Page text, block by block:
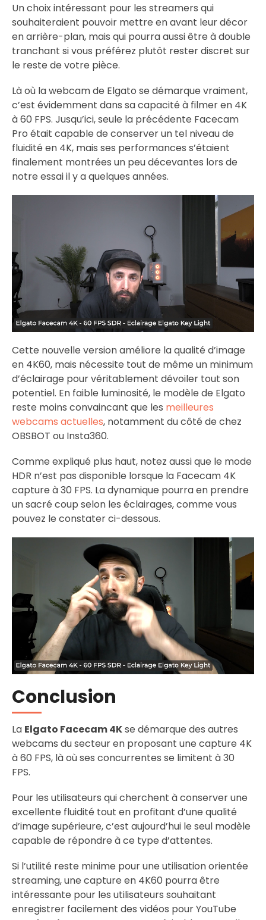
Un choix intéressant pour les streamers qui
souhaiteraient pouvoir mettre en avant leur décor
en arrière-plan, mais qui pourra aussi être à double
tranchant si vous préférez plutôt rester discret sur
le reste de votre pièce.
Là où la webcam de Elgato se démarque vraiment,
c’est évidemment dans sa capacité à filmer en 4K
à 60 FPS. Jusqu’ici, seule la précédente Facecam
Pro était capable de conserver un tel niveau de
fluidité en 4K, mais ses performances s’étaient
finalement montrées un peu décevantes lors de
notre essai il y a quelques années.
Cette nouvelle version améliore la qualité d’image
en 4K60, mais nécessite tout de même un minimum
d’éclairage pour véritablement dévoiler tout son
potentiel. En faible luminosité, le modèle de Elgato
reste moins convaincant que les meilleures
webcams actuelles, notamment du côté de chez
OBSBOT ou Insta360.
Comme expliqué plus haut, notez aussi que le mode
HDR n’est pas disponible lorsque la Facecam 4K
capture à 30 FPS. La dynamique pourra en prendre
un sacré coup selon les éclairages, comme vous
pouvez le constater ci-dessous.
Conclusion
La Elgato Facecam 4Kse démarque des autres
webcams du secteur en proposant une capture 4K
à 60 FPS, là où ses concurrentes se limitent à 30
FPS.
Pour les utilisateurs qui cherchent à conserver une
excellente fluidité tout en profitant d’une qualité
d’image supérieure, c’est aujourd’hui le seul modèle
capable de répondre à ce type d’attentes.
Si l’utilité reste minime pour une utilisation orientée
streaming, une capture en 4K60 pourra être
intéressante pour les utilisateurs souhaitant
enregistrer facilement des vidéos pour YouTube